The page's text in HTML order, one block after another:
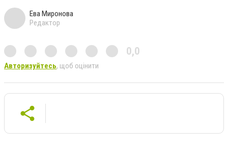
Ева Миронова
Редактор
0,0
Авторизуйтесь, щоб оцінити